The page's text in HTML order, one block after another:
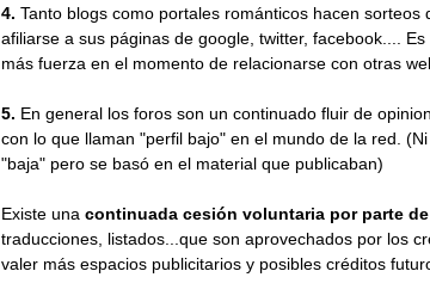
4. Tanto blogs como portales románticos hacen
afiliarse a sus páginas de google, twitter, facebook....
más fuerza en el momento de relacionarse con otras
5. En general los foros son un continuado fluir de
con lo que llaman "perfil bajo" en el mundo de la red.
"baja" pero se basó en el material que publicaban)
Existe una continuada cesión voluntaria por parte
traducciones, listados...que son aprovechados por los
valer más espacios publicitarios y posibles créditos